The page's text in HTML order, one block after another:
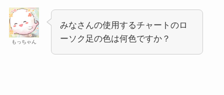
もっちゃん
みなさんの使用するチャートのロ
ーソク足の色は何色ですか？